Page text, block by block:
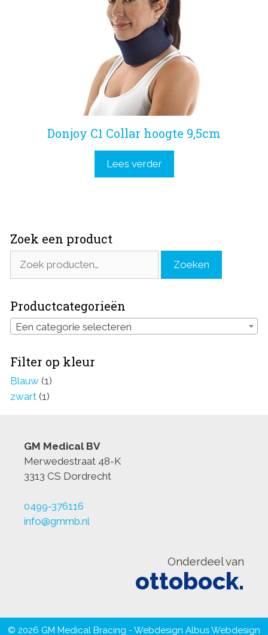
Donjoy C1 Collar hoogte 9,5cm
Lees verder
Zoek een product
naar:
Zoeken
Productcategorieën
Een categorie selecteren
Filter op kleur
Blauw (1)
zwart (1)
GM Medical BV
Merwedestraat 48-K
3313 CS Dordrecht
0499-376116
info@gmmb.nl
Onderdeel van
ottobock.
© 2026 GM Medical Bracing - Webdesign Albus Webdesign